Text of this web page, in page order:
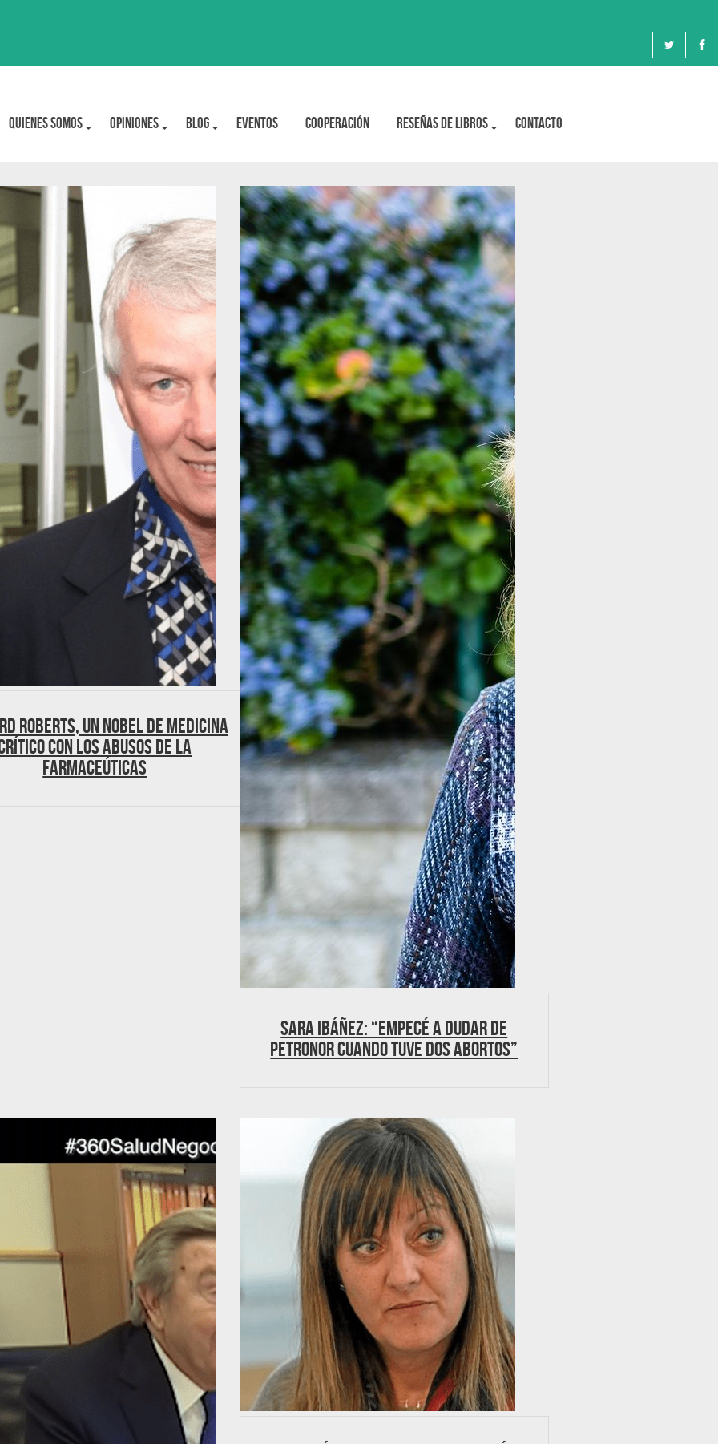
Quienes Somos OPINIONES BLOG Eventos Cooperación Reseñas de libros Contacto
Roberts, un Nobel de Medicina
con los abusos de la
farmaceúticas
Sara Ibáñez: “Empecé a dudar de
Petronor cuando tuve dos abortos”